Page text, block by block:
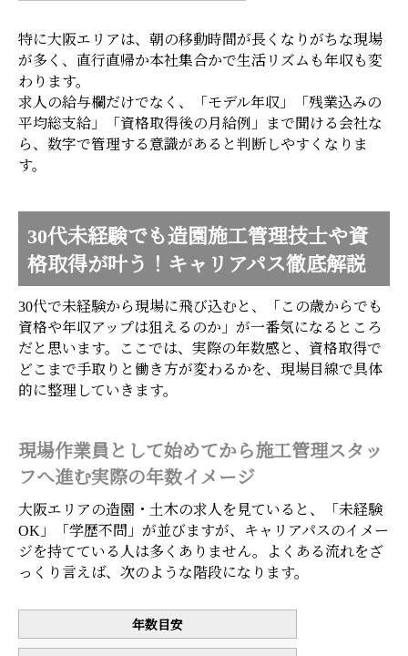
特に大阪エリアは、朝の移動時間が長くなりがちな現場
が多く、直行直帰か本社集合かで生活リズムも年収も変
わります。
求人の給与欄だけでなく、「モデル年収」「残業込みの
平均総支給」「資格取得後の月給例」まで聞ける会社な
ら、数字で管理する意識があると判断しやすくなりま
す。
30代未経験でも造園施工管理技士や資
格取得が叶う！キャリアパス徹底解説
30代で未経験から現場に飛び込むと、「この歳からでも
資格や年収アップは狙えるのか」が一番気になるところ
だと思います。ここでは、実際の年数感と、資格取得で
どこまで手取りと働き方が変わるかを、現場目線で具体
的に整理していきます。
現場作業員として始めてから施工管理スタッ
フへ進む実際の年数イメージ
大阪エリアの造園・土木の求人を見ていると、「未経験
OK」「学歴不問」が並びますが、キャリアパスのイメー
ジを持てている人は多くありません。よくある流れをざ
っくり言えば、次のような階段になります。
年数目安